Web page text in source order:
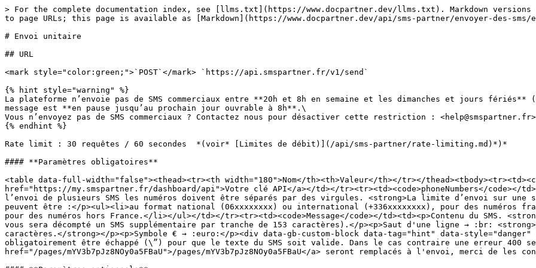
> For the complete documentation index, see [llms.txt](https://www.docpartner.dev/llms.txt). Markdown versions of documentation pages are available by appending `.md` to page URLs; this page is available as [Markdown](https://www.docpartner.dev/api/sms-partner/envoyer-des-sms/envoi-unitaire.md).

# Envoi unitaire

## URL

<mark style="color:green;">`POST`</mark> `https://api.smspartner.fr/v1/send`

{% hint style="warning" %}
La plateforme n’envoie pas de SMS commerciaux entre **20h et 8h en semaine et les dimanches et jours fériés** (restriction légale). Si un message SMS est envoyé, le message est **en pause jusqu’au prochain jour ouvrable à 8h**.\
Vous n’envoyez pas de SMS commerciaux ? Contactez nous pour désactiver cette restriction : <help@smspartner.fr>
{% endhint %}

Rate limit : 30 requêtes / 60 secondes  *(voir* [Limites de débit)](/api/sms-partner/rate-limiting.md)*)*

#### **Paramètres obligatoires**

<table data-full-width="false"><thead><tr><th width="180">Nom</th><th>Valeur</th></tr></thead><tbody><tr><td><code>apiKey</code></td><td><a href="https://my.smspartner.fr/dashboard/api">Votre clé API</a></td></tr><tr><td><code>phoneNumbers</code></td><td><p>Numéros de téléphone des destinataires.<br>Pour l’envoi de plusieurs SMS les numéros doivent être séparés par des virgules. <strong>La limite d’envoi sur une seule requête est de 500 numéros.</strong><br>Ils peuvent être :</p><ul><li>au format national (06xxxxxxxx) ou international (+336xxxxxxxx), pour des numéros français.</li><li>au format international (+496xxxxxxxx), pour des numéros hors France.</li></ul></td></tr><tr><td><code>Message</code></td><td><p>Contenu du SMS. <strong>160 caractères</strong> maximum par SMS (au delà, il vous sera décompté un SMS supplémentaire par tranche de 153 caractères).</p><p>Saut d'une ligne → :br: <strong>Attention, le saut de ligne compte pour deux caractères.</strong></p><p>Symbole € → :euro:</p><div data-gb-custom-block data-tag="hint" data-style="danger" class="hint hint-danger"><p>Le caractère ” doit obligatoirement être échappé (\”) pour que le texte du SMS soit valide. Dans le cas contraire une erreur 400 sera retournée</p><p>Certains <a data-mention href="/pages/mYV3b7pJz8NOy0a5FBaU">/pages/mYV3b7pJz8NOy0a5FBaU</a> seront remplacés à l'envoi, merci de les consulter.</p></div></td></tr></tbody></table>

#### **Paramètres optionnels**

<table><thead><tr><th width="262">Nom</th><th>Valeur</th></tr></thead><tbody><tr><td><code>sender</code></td><td><p>Nom d’émetteur du message. Si l’émetteur est laissé vide, vos SMS seront acheminés avec un shortcode opérateur en guise d’expéditeur (exemple : 36xxx).</p><div data-gb-custom-block data-tag="hint" data-style="danger" class="hint hint-danger"><p>Le nombre de caractères pour le nom d’émetteur doit être compris <strong>entre 3 et 11 inclus</strong> et ne <strong>doit pas comporter de caractères spéciaux</strong>.<br>Certains modèles de téléphone portable n’interprètent pas les espaces.</p></div></td></tr><tr><td><code>tag</code></td><td>Chaine de caractères de 20 caractères maximum sans espace(s) et en minuscule(s)</td></tr><tr><td><code>scheduledDeliveryDate</code></td><td>dd/mm/YYYY (envoi différé)</td></tr><tr><td><code>time</code></td><td><p>Format : 0-24 (l'heure de l'envoi)</p><div data-gb-custom-block data-tag="hint" data-style="danger" class="hint hint-danger"><p>Si <code>scheduledDeliveryDate</code> est activé ce paramètre est obligatoire</p></div></td></tr><tr><td><code>minute</code></td><td><p>Format : 0-55 (intervalle 5min)</p><div data-gb-custom-block data-tag="hint" data-style="danger" class="hint hint-danger"><p>Si <code>scheduledDeliveryDate</code> ce paramètre est obligatoire</p></div></td></tr><tr><td><code>urlResponse</code></td><td>Url de retour des Réponses (ex: http://www.monurldereponse)</td></tr><tr><td><code>urlDlr</code></td><td>Url de retour des Accusé de réceptions (ex: http://www.monurldedlr)</td></tr><tr><td><code>isStopSms</code></td><td>1 pour ajouter la mention STOP à la fin du SMS (obligatoire et automatique pour des SMS commerciaux).</td></tr><tr><td><code>isUnicode</code></td><td><p>Si 1: Active le mode Unicode, le nombre de caractères maximum par SMS sera de 70.</p><p><em>Important : le SMS unicode doit être activé sur votre compte par un administrateur pour que les envois soient disponibles. Merci de prendre contact avec le service technique pour l’activation de cette fonctionnalité.</em></p><p><a href="https://www.smspartner.fr/blog/liste-complete-des-emoticones-a-copier-coller/">> Voir liste complète des émoticônes / emojis</a></p></td></tr><tr><td><code>sandbox</code></td><td><p><code>1</code> pour le mode Bac à Sable</p><div data-gb-custom-block data-tag="hint" data-style="info" class="hint hint-info"><p>Aucun SMS ne sera envoyé, et il n’y aura aucun débit sur votre compte. Ces SMS seront supprimés de vos listes d’envois automatiquement tous les jours.</p></div></td></tr><tr><td><code>_format</code></td><td><code>json</code> ou <code>xml</code></td></tr><tr><td><code>scheduledAt</code></td><td><p>Permet de différer l'envoi du SMS, en une seule valeur, sous deux formes possibles :</p><p><br></p><p>  1. Date absolue — formats acceptés :</p><p>  - 2026-05-20 10:15 ou 2026-05-20 10:15:00</p><p>  - 2026-05-20T10:15:00 (ISO 8601)</p><p>  - 20/05/2026 10:15</p><p>  - 2026-05-20 ou 20/05/2026 (envoi à minuit ce jour-là)</p><p><br></p><p>  2. Délai relatif — envoi dans X unités de temps à partir de maintenant :</p><p>  - +10 minutes, +2 hours, +3 days, +1 week, +1 month (anglais)</p><p>  - +10 minutes, +2 heures, +3 jours, +1 semaine, +1 mois, +1 an (français, avec abréviations tolérées : min, mn, h, j, hrs)</p><p>  - Le + est optionnel (10 minutes équivaut à +10 minutes) </p><p><br></p><p>  <strong>Comportement</strong> :</p><p>  - Si scheduledAt est renseigné, il remplace les anciens paramètres scheduledDeliveryDate / time / minute (conservés pour rétrocompatibilité, mais scheduledAt est désormais</p><p>  recommandé).</p><p>  - L'horaire calculé est arrondi au créneau de 5 minutes supérieur (un envoi n'est programmable que toutes les 5 minutes : 10h15, 10h20, 10h25...).</p><p>  - La date obtenue doit être dans le futur, et au maximum 3 mois à l'avance. <br><br><code>Exemple de requête :</code></p><p>  <code>{</code></p><p>    <code>"apiKey": "xxxxx",</code></p><p>    <code>"phoneNumbers": "+33600000000",</code></p><p>    <code>"message": "Votre rendez-vous approche",</code></p><p>    <code>"scheduledAt": "+2 hours"</code></p><p>  <code>}</